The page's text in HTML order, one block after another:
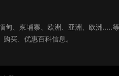
、柬埔寨、欧洲、亚洲、欧洲.....
买、优惠百科信息。